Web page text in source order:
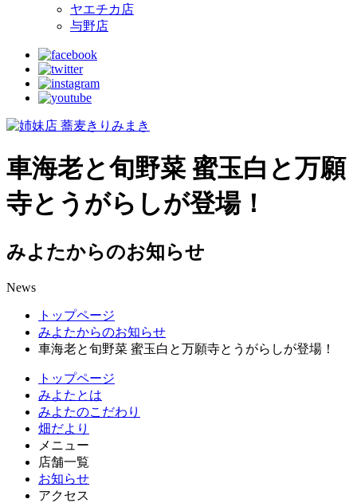
ヤエチカ店
与野店
車海老と旬野菜 蜜玉白と万願
寺とうがらしが登場！
みよたからのお知らせ
News
トップページ
みよたからのお知らせ
車海老と旬野菜 蜜玉白と万願寺とうがらしが登場！
トップページ
みよたとは
みよたのこだわり
畑だより
メニュー
店舗一覧
お知らせ
アクセス